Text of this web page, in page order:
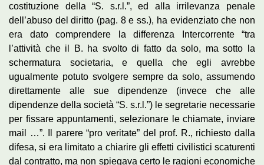
costituzione della “S. s.r.l.”, ed alla irrilevanza penale
dell’abuso del diritto (pag. 8 e ss.), ha evidenziato che non
era dato comprendere la differenza Intercorrente “tra
l’attività che il B. ha svolto di fatto da solo, ma sotto la
schermatura societaria, e quella che egli avrebbe
ugualmente potuto svolgere sempre da solo, assumendo
direttamente alle sue dipendenze (invece che alle
dipendenze della società “S. s.r.l.”) le segretarie necessarie
per fissare appuntamenti, selezionare le chiamate, inviare
mail …”. Il parere “pro veritate” del prof. R., richiesto dalla
difesa, si era limitato a chiarire gli effetti civilistici scaturenti
dal contratto, ma non spiegava certo le ragioni economiche